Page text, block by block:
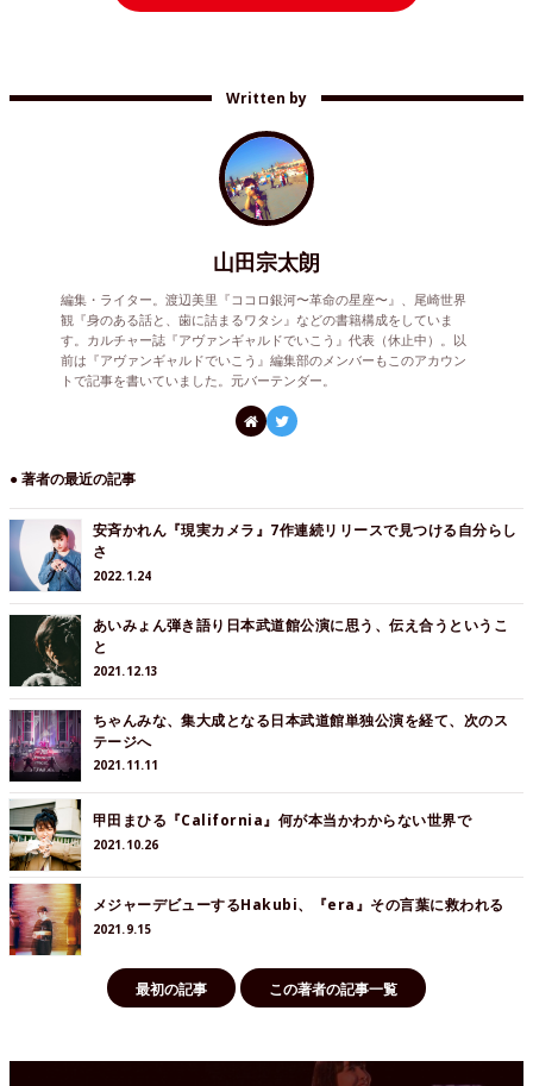
Written by
山田宗太朗
編集・ライター。渡辺美里『ココロ銀河〜革命の星座〜』、尾崎世界
観『身のある話と、歯に詰まるワタシ』などの書籍構成をしていま
す。カルチャー誌『アヴァンギャルドでいこう』代表（休止中）。以
前は『アヴァンギャルドでいこう』編集部のメンバーもこのアカウン
トで記事を書いていました。元バーテンダー。
● 著者の最近の記事
安斉かれん『現実カメラ』7作連続リリースで見つける自分らし
さ
2022.1.24
あいみょん弾き語り日本武道館公演に思う、伝え合うというこ
と
2021.12.13
ちゃんみな、集大成となる日本武道館単独公演を経て、次のス
テージへ
2021.11.11
甲田まひる『California』何が本当かわからない世界で
2021.10.26
メジャーデビューするHakubi、『era』その言葉に救われる
2021.9.15
最初の記事 この著者の記事一覧